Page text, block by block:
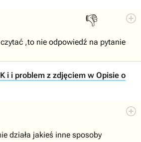
👎
,to nie odpowiedź na pytanie
i i problem z zdjęciem w Opisie o
działa jakieś inne sposoby